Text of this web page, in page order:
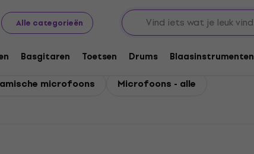
Alle categorieën
Basgitaren Toetsen Drums Blaasinstrumenten
Microfoons
Microfoons
microfoons Microfoons - alle